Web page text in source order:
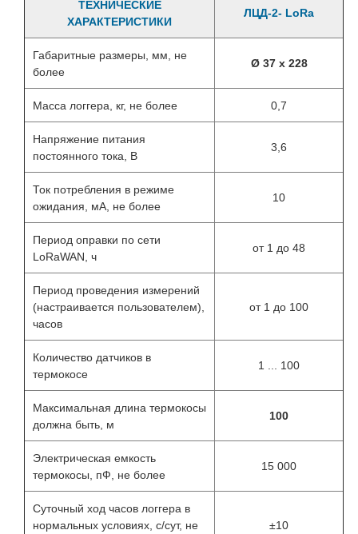
ТЕХНИЧЕСКИЕ
ХАРАКТЕРИСТИКИ
ЛЦД-2- LoRa
Габаритные размеры, мм, не
более
Ø 37 х 228
Масса логгера, кг, не более 0,7
Напряжение питания
постоянного тока, В
3,6
Ток потребления в режиме
ожидания, мА, не более
10
Период оправки по сети
LoRaWAN, ч
от 1 до 48
Период проведения измерений
(настраивается пользователем),
часов
от 1 до 100
Количество датчиков в
термокосе
1 ... 100
Максимальная длина термокосы
должна быть, м
100
Электрическая емкость
термокосы, пФ, не более
15 000
Суточный ход часов логгера в
нормальных условиях, с/сут, не
±10